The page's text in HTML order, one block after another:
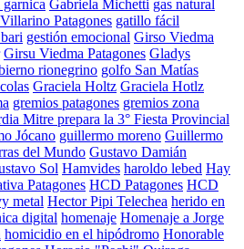
Gabriela Michetti gas natural
Patagones gatillo fácil
gestión emocional Girso Viedma
Girsu Viedma Patagones Gladys
rionegrino golfo San Matías
Graciela Holtz Graciela Hotlz
gremios patagones gremios zona
Mitre prepara la 3° Fiesta Provincial
Jócano guillermo moreno Guillermo
del Mundo Gustavo Damián
Sol Hamvides haroldo lebed Hay
Patagones HCD Patagones HCD
metal Hector Pipi Telechea herido en
digital homenaje Homenaje a Jorge
homicidio en el hipódromo Honorable